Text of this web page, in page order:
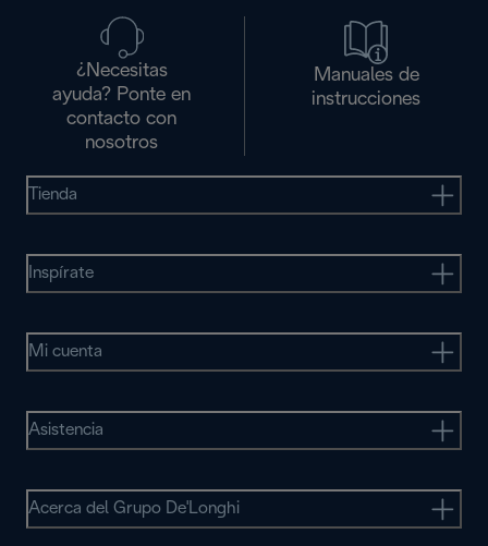
¿Necesitas
ayuda? Ponte en
contacto con
nosotros
Manuales de
instrucciones
Tienda
Inspírate
Mi cuenta
Asistencia
Acerca del Grupo De'Longhi